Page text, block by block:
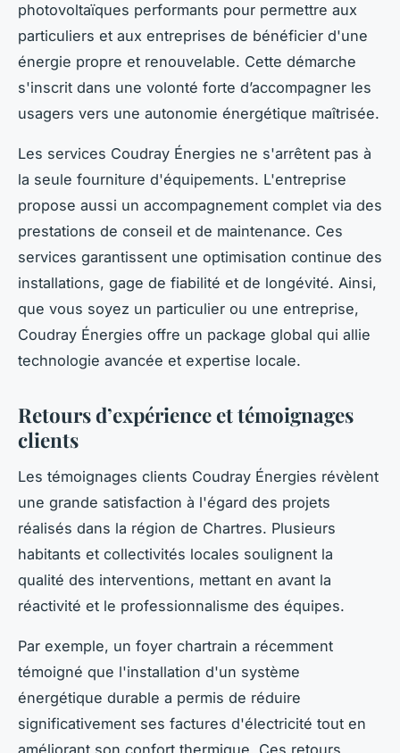
photovoltaïques performants pour permettre aux
particuliers et aux entreprises de bénéficier d'une
énergie propre et renouvelable. Cette démarche
s'inscrit dans une volonté forte d’accompagner les
usagers vers une autonomie énergétique maîtrisée.
Les services Coudray Énergies ne s'arrêtent pas à
la seule fourniture d'équipements. L'entreprise
propose aussi un accompagnement complet via des
prestations de conseil et de maintenance. Ces
services garantissent une optimisation continue des
installations, gage de fiabilité et de longévité. Ainsi,
que vous soyez un particulier ou une entreprise,
Coudray Énergies offre un package global qui allie
technologie avancée et expertise locale.
Retours d’expérience et témoignages
clients
Les témoignages clients Coudray Énergies révèlent
une grande satisfaction à l'égard des projets
réalisés dans la région de Chartres. Plusieurs
habitants et collectivités locales soulignent la
qualité des interventions, mettant en avant la
réactivité et le professionnalisme des équipes.
Par exemple, un foyer chartrain a récemment
témoigné que l'installation d'un système
énergétique durable a permis de réduire
significativement ses factures d'électricité tout en